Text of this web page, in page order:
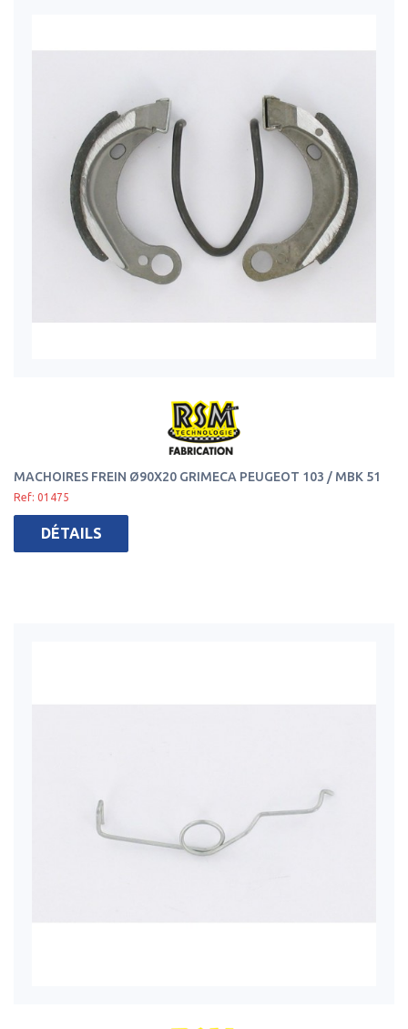
MACHOIRES FREIN Ø90X20 GRIMECA PEUGEOT 103 / MBK 51
Ref: 01475
DÉTAILS